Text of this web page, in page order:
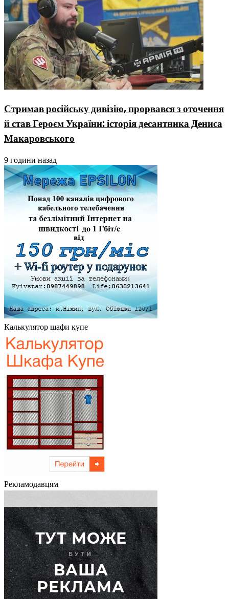
Стримав російську дивізію, прорвався з оточення
й став Героєм України: історія десантника Дениса
Макаровського
9 години назад
Калькулятор шафи купе
Рекламодавцям